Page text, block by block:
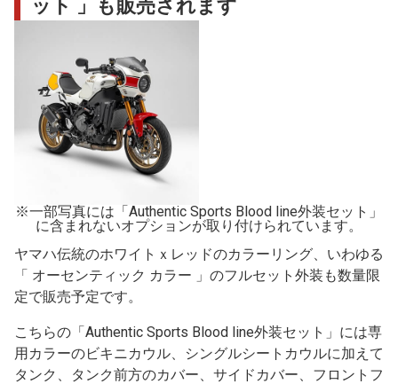
ット 」も販売されます
※一部写真には「Authentic Sports Blood line外装セット」
に含まれないオプションが取り付けられています。
ヤマハ伝統のホワイトｘレッドのカラーリング、いわゆる
「 オーセンティック カラー 」のフルセット外装も数量限
定で販売予定です。
こちらの「Authentic Sports Blood line外装セット」には専
用カラーのビキニカウル、シングルシートカウルに加えて
タンク、タンク前方のカバー、サイドカバー、フロントフ